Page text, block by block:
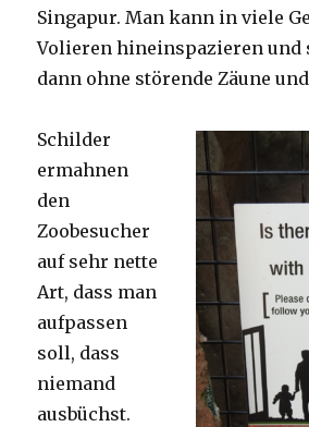
Singapur. Man kann in viele
Volieren hineinspazieren und
dann ohne störende Zäune
Schilder
ermahnen
den
Zoobesucher
auf sehr nette
Art, dass man
aufpassen
soll, dass
niemand
ausbüchst.